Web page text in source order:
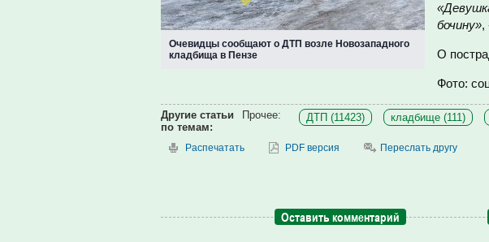
Очевидцы сообщают о ДТП возле Новозападного
кладбища в Пензе
бочину»,
О
Фото:
Другие статьи
по темам:
Прочее: ДТП (11423) кладбище (111)
Распечатать PDF версия Переслать другу
Оставить комментарий